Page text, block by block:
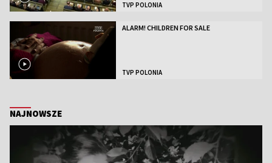
TVP POLONIA
ALARM! CHILDREN FOR SALE
TVP POLONIA
NAJNOWSZE